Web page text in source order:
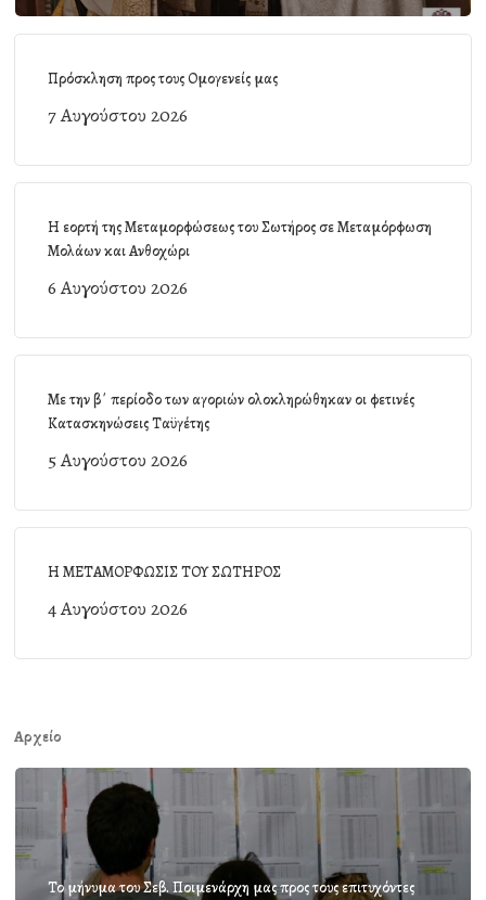
Πρόσκληση προς τους Ομογενείς μας
7 Αυγούστου 2026
Η εορτή της Μεταμορφώσεως του Σωτήρος σε Μεταμόρφωση
Μολάων και Ανθοχώρι
6 Αυγούστου 2026
Με την β΄ περίοδο των αγοριών ολοκληρώθηκαν οι φετινές
Κατασκηνώσεις Ταϋγέτης
5 Αυγούστου 2026
Η ΜΕΤΑΜΟΡΦΩΣΙΣ ΤΟΥ ΣΩΤΗΡΟΣ
4 Αυγούστου 2026
Αρχείο
Το μήνυμα του Σεβ. Ποιμενάρχη μας προς τους επιτυχόντες